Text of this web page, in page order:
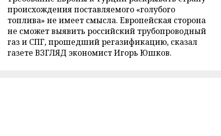
происхождения поставляемого «голубого
топлива» не имеет смысла. Европейская сторона
не сможет выявить российский трубопроводный
газ и СПГ, прошедший регазификацию, сказал
газете ВЗГЛЯД экономист Игорь Юшков.